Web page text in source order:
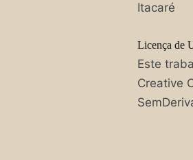
Itacaré
Licença de
Este
Creative